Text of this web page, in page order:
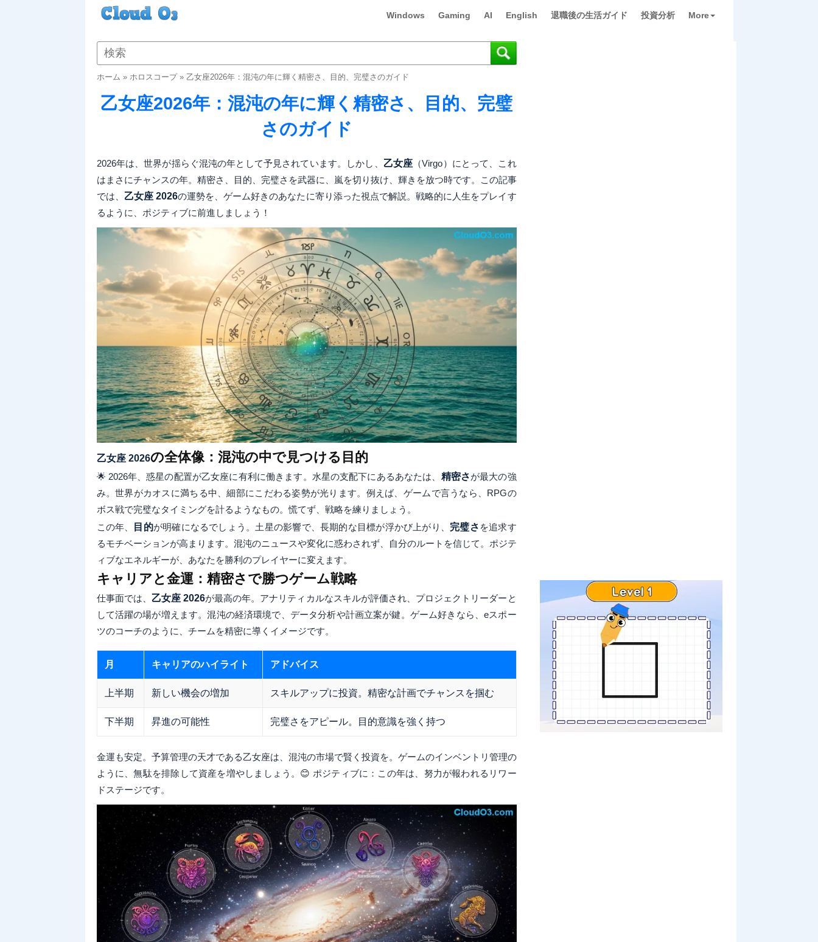
Windows Gaming AI English 退職後の生活ガイド 投資分析 More
ホーム » ホロスコープ» 乙女座2026年：混沌の年に輝く精密さ、目的、完璧さのガイド
乙女座2026年：混沌の年に輝く精密さ、目的、完璧
さのガイド
2026年は、世界が揺らぐ混沌の年として予見されています。しかし、 乙女座 （Virgo）にとって、これ
はまさにチャンスの年。精密さ、目的、完璧さを武器に、嵐を切り抜け、輝きを放つ時です。この記事
では、 乙女座 2026の運勢を、ゲーム好きのあなたに寄り添った視点で解説。戦略的に人生をプレイす
るように、ポジティブに前進しましょう！
乙女座 2026の全体像：混沌の中で見つける目的
🌟 2026年、惑星の配置が乙女座に有利に働きます。水星の支配下にあるあなたは、 精密さが最大の強
み。世界がカオスに満ちる中、細部にこだわる姿勢が光ります。例えば、ゲームで言うなら、RPGの
ボス戦で完璧なタイミングを計るようなもの。慌てず、戦略を練りましょう。
この年、
目的が明確になるでしょう。土星の影響で、長期的な目標が浮かび上がり、 完璧さ を追求す
るモチベーションが高まります。混沌のニュースや変化に惑わされず、自分のルートを信じて。ポジテ
ィブなエネルギーが、あなたを勝利のプレイヤーに変えます。
キャリアと金運：精密さで勝つゲーム戦略
仕事面では、 乙女座 2026が最高の年。アナリティカルなスキルが評価され、プロジェクトリーダーと
して活躍の場が増えます。混沌の経済環境で、データ分析や計画立案が鍵。ゲーム好きなら、eスポー
ツのコーチのように、チームを精密に導くイメージです。
月 キャリアのハイライト アドバイス
上半期 新しい機会の増加 スキルアップに投資。精密な計画でチャンスを掴む
下半期 昇進の可能性 完璧さをアピール。目的意識を強く持つ
金運も安定。予算管理の天才である乙女座は、混沌の市場で賢く投資を。ゲームのインベントリ管理の
ように、無駄を排除して資産を増やしましょう。😊 ポジティブに：この年は、努力が報われるリワー
ドステージです。